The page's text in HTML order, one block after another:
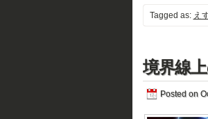
Tagged as: え
境界線
Posted on